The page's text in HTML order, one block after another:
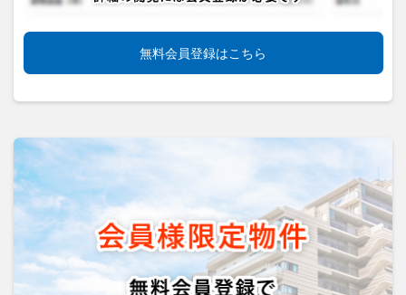
無料会員登録はこちら